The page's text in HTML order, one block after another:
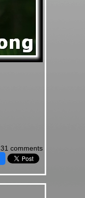
31 comments